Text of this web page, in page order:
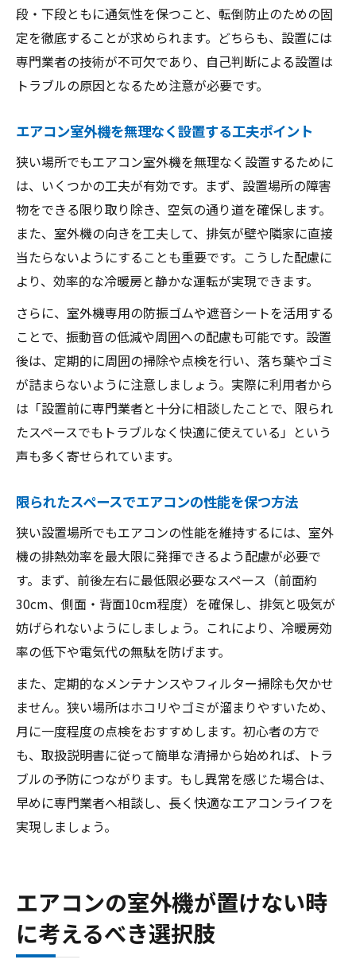
段・下段ともに通気性を保つこと、転倒防止のための固
定を徹底することが求められます。どちらも、設置には
専門業者の技術が不可欠であり、自己判断による設置は
トラブルの原因となるため注意が必要です。
エアコン室外機を無理なく設置する工夫ポイント
狭い場所でもエアコン室外機を無理なく設置するために
は、いくつかの工夫が有効です。まず、設置場所の障害
物をできる限り取り除き、空気の通り道を確保します。
また、室外機の向きを工夫して、排気が壁や隣家に直接
当たらないようにすることも重要です。こうした配慮に
より、効率的な冷暖房と静かな運転が実現できます。
さらに、室外機専用の防振ゴムや遮音シートを活用する
ことで、振動音の低減や周囲への配慮も可能です。設置
後は、定期的に周囲の掃除や点検を行い、落ち葉やゴミ
が詰まらないように注意しましょう。実際に利用者から
は「設置前に専門業者と十分に相談したことで、限られ
たスペースでもトラブルなく快適に使えている」という
声も多く寄せられています。
限られたスペースでエアコンの性能を保つ方法
狭い設置場所でもエアコンの性能を維持するには、室外
機の排熱効率を最大限に発揮できるよう配慮が必要で
す。まず、前後左右に最低限必要なスペース（前面約
30cm、側面・背面10cm程度）を確保し、排気と吸気が
妨げられないようにしましょう。これにより、冷暖房効
率の低下や電気代の無駄を防げます。
また、定期的なメンテナンスやフィルター掃除も欠かせ
ません。狭い場所はホコリやゴミが溜まりやすいため、
月に一度程度の点検をおすすめします。初心者の方で
も、取扱説明書に従って簡単な清掃から始めれば、トラ
ブルの予防につながります。もし異常を感じた場合は、
早めに専門業者へ相談し、長く快適なエアコンライフを
実現しましょう。
エアコンの室外機が置けない時
に考えるべき選択肢